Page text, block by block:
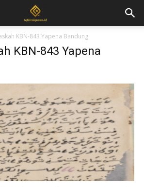
KBN-843 Yapena Bandung
KBN-843 Yapena